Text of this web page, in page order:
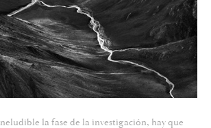
la fase de la investigación, hay que